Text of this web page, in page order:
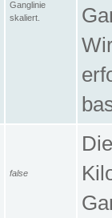
Ganglinie
skaliert.
false